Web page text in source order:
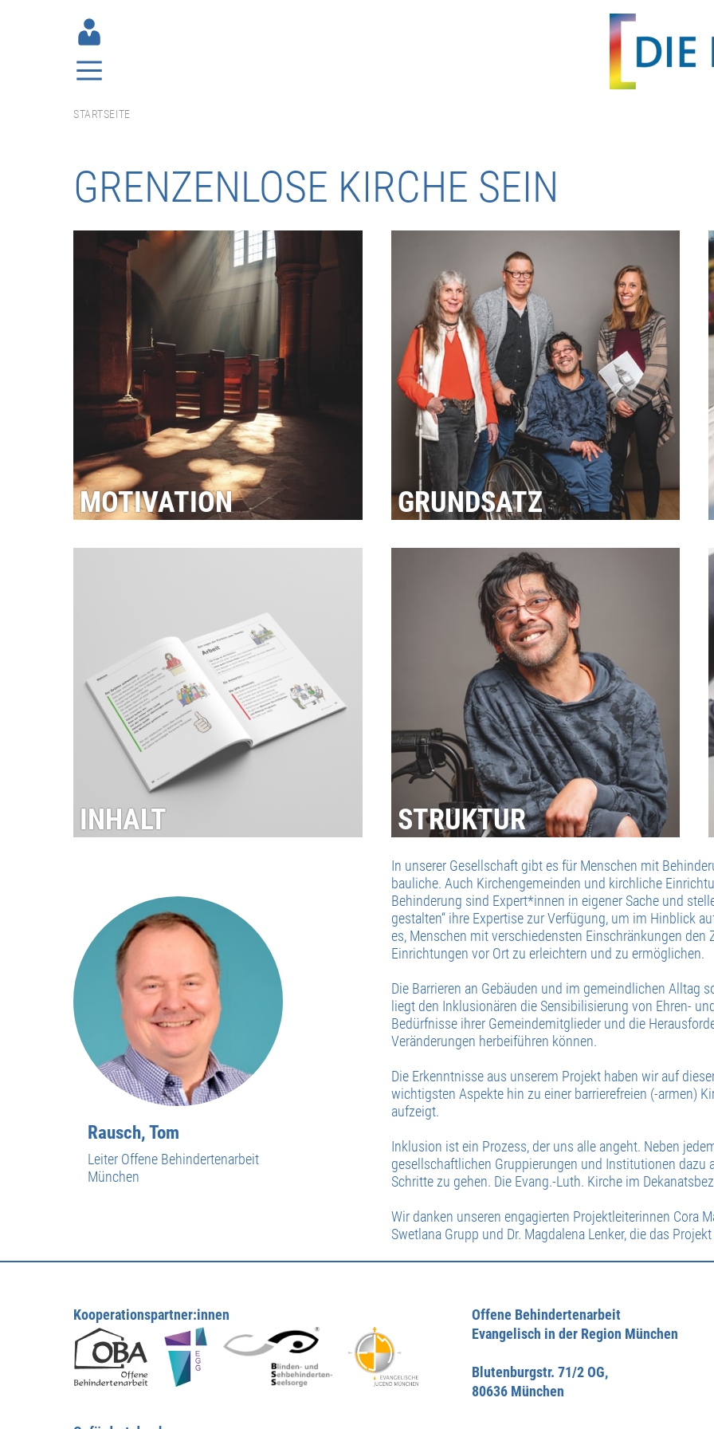
STARTSEITE
GRENZENLOSE KIRCHE SEIN
MOTIVATION
INHALT
GRUNDSATZ
STRUKTUR
Rausch, Tom
Leiter Offene Behindertenarbeit
München
In unserer Gesellschaft gibt es für Menschen mit
bauliche. Auch Kirchengemeinden und kirchliche
Behinderung sind Expert*innen in eigener Sache und
gestalten“ ihre Expertise zur Verfügung, um im Hinblick
es, Menschen mit verschiedensten Einschränkungen
Einrichtungen vor Ort zu erleichtern und zu ermöglichen.
Die Barrieren an Gebäuden und im gemeindlichen Alltag
liegt den Inklusionären die Sensibilisierung von Ehren-
Bedürfnisse ihrer Gemeindemitglieder und die
Veränderungen herbeiführen können.
Die Erkenntnisse aus unserem Projekt haben wir auf
wichtigsten Aspekte hin zu einer barrierefreien (-armen)
aufzeigt.
Inklusion ist ein Prozess, der uns alle angeht. Neben
gesellschaftlichen Gruppierungen und Institutionen dazu
Schritte zu gehen. Die Evang.-Luth. Kirche im
Wir danken unseren engagierten Projektleiterinnen Cora
Swetlana Grupp und Dr. Magdalena Lenker, die das
Kooperationspartner:innen
Offene Behindertenarbeit
Evangelisch in der Region München
Blutenburgstr. 71/2 OG,
80636 München